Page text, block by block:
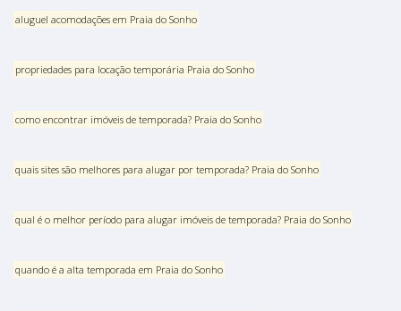
aluguel acomodações em Praia do Sonho
propriedades para locação temporária Praia do Sonho
como encontrar imóveis de temporada? Praia do Sonho
quais sites são melhores para alugar por temporada? Praia do Sonho
qual é o melhor período para alugar imóveis de temporada? Praia do Sonho
quando é a alta temporada em Praia do Sonho